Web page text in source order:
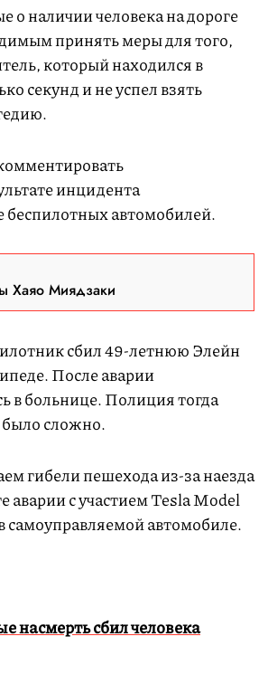
наличии человека на дороге
принять меры для того,
который находился в
секунд и не успел взять
инцидента
беспилотных автомобилей.
Хаяо Миядзаки
сбил 49-летнюю Элейн
После аварии
в больнице. Полиция тогда
было сложно.
гибели пешехода из-за наезда
аварии с участием Tesla Model
самоуправляемой автомобиле.
насмерть сбил человека